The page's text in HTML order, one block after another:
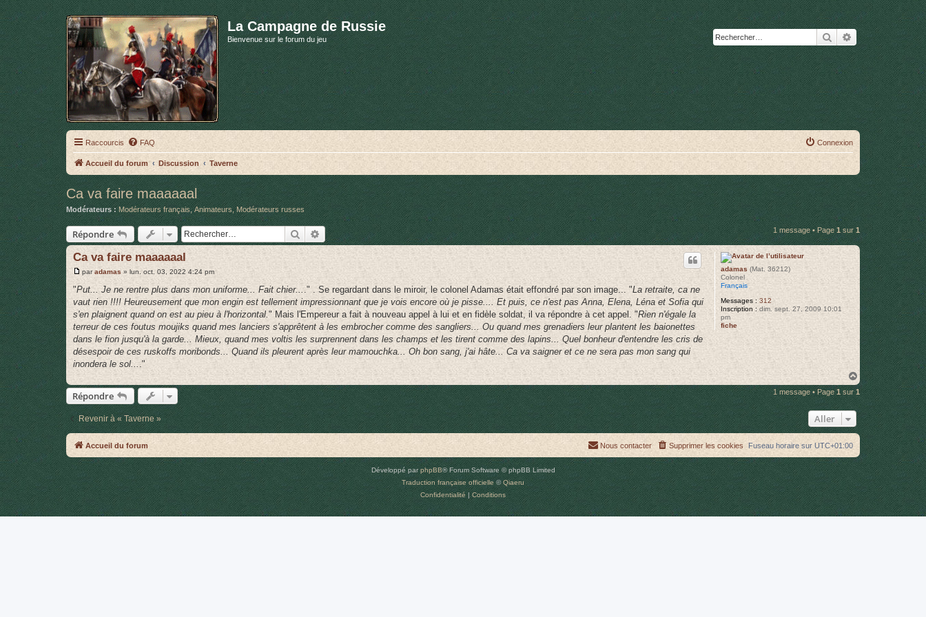
La Campagne de Russie
Bienvenue sur le forum du jeu RechercherRecherche
Raccourcis FAQ Connexion
Accueil du forum Discussion Taverne
Ca va faire maaaaaal
Modérateurs : Modérateurs français, Animateurs,Modérateurs russes
Répondre RechercherRecherche avancée 1 message • Page 1 sur1
adamas (Mat. 36212)
Colonel
Français
Messages : 312
Inscription :dim. sept. 27, 2009 10:01
pm
fiche
Ca va faire maaaaaal
M
s
a
g
paradamas » lun. oct. 03, 2022 4:24 pm
"Put... Je ne rentre plus dans mon uniforme... Fait chier...." . Se regardant dans le miroir, le colonel Adamas était effondré par son image... "La retraite, ca ne
vaut rien !!!! Heureusement que mon engin est tellement impressionnant que je vois encore où je pisse.... Et puis, ce n'est pas Anna, Elena, Léna et Sofia qui
s'en plaignent quand on est au pieu à l'horizontal." Mais l'Empereur a fait à nouveau appel à lui et en fidèle soldat, il va répondre à cet appel. "Rien n'égale la
terreur de ces foutus moujiks quand mes lanciers s'apprêtent à les embrocher comme des sangliers... Ou quand mes grenadiers leur plantent les baionettes
dans le fion jusqu'à la garde... Mieux, quand mes voltis les surprennent dans les champs et les tirent comme des lapins... Quel bonheur d'entendre les cris de
désespoir de ces ruskoffs moribonds... Quand ils pleurent après leur mamouchka... Oh bon sang, j'ai hâte... Ca va saigner et ce ne sera pas mon sang qui
inondera le sol...
."
a
u
Répondre 1 message • Page 1 sur1
Revenir à « Taverne » Aller
Accueil du forum Fuseau horaire sur UTC+01:00
Supprimer les cookies
Nous contacter
Développé par phpBB® Forum Software © phpBB Limited
Traduction française officielle ©Qiaeru
Confidentialité | Conditions